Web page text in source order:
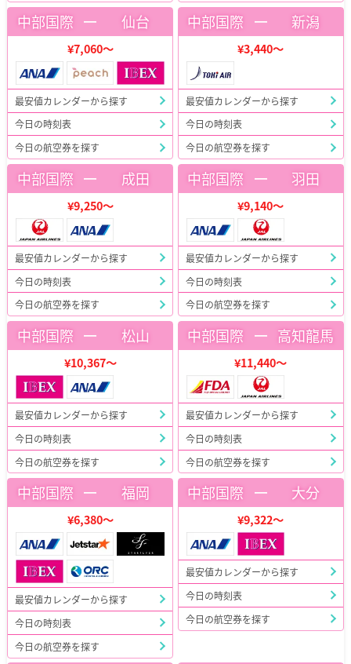
中部国際 ー 仙台
¥7,060～
最安値カレンダーから探す
今日の時刻表
今日の航空券を探す
中部国際 ー 新潟
¥3,440～
最安値カレンダーから探す
今日の時刻表
今日の航空券を探す
中部国際 ー 成田
¥9,250～
最安値カレンダーから探す
今日の時刻表
今日の航空券を探す
中部国際 ー 羽田
¥9,140～
最安値カレンダーから探す
今日の時刻表
今日の航空券を探す
中部国際 ー 松山
¥10,367～
最安値カレンダーから探す
今日の時刻表
今日の航空券を探す
中部国際 ー 高知龍馬
¥11,440～
最安値カレンダーから探す
今日の時刻表
今日の航空券を探す
中部国際 ー 福岡
¥6,380～
最安値カレンダーから探す
今日の時刻表
今日の航空券を探す
中部国際 ー 大分
¥9,322～
最安値カレンダーから探す
今日の時刻表
今日の航空券を探す